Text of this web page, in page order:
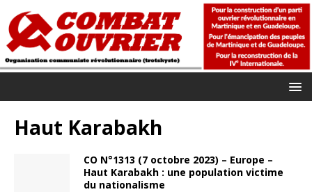
Haut Karabakh
CO N°1313 (7 octobre 2023) – Europe –
Haut Karabakh : une population victime
du nationalisme